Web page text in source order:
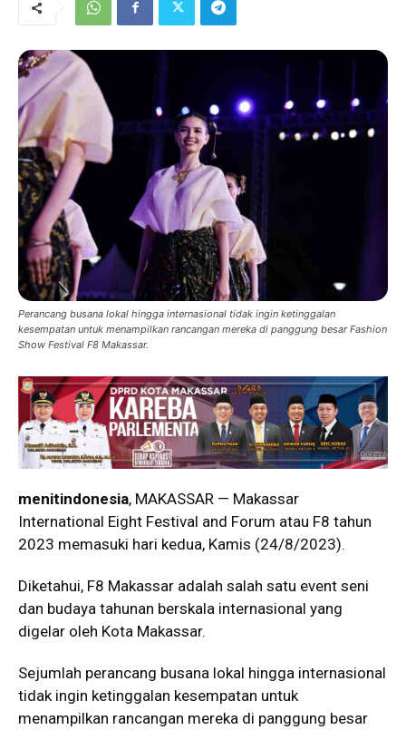
Perancang busana lokal hingga internasional tidak ingin ketinggalan
kesempatan untuk menampilkan rancangan mereka di panggung besar Fashion
Show Festival F8 Makassar.
menitindonesia, MAKASSAR — Makassar
International Eight Festival and Forum atau F8 tahun
2023 memasuki hari kedua, Kamis (24/8/2023).
Diketahui, F8 Makassar adalah salah satu event seni
dan budaya tahunan berskala internasional yang
digelar oleh Kota Makassar.
Sejumlah perancang busana lokal hingga internasional
tidak ingin ketinggalan kesempatan untuk
menampilkan rancangan mereka di panggung besar